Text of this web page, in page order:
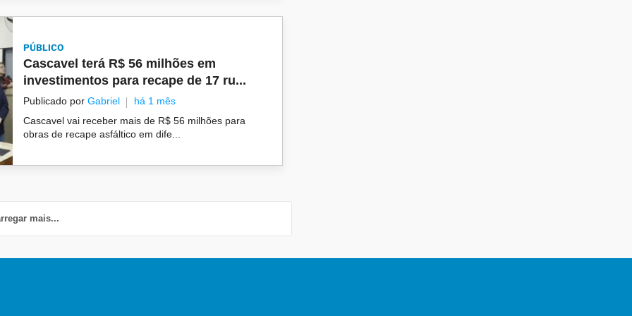
PÚBLICO
Cascavel terá R$ 56 milhões em
investimentos para recape de 17 ru...
Publicado porGabriel
há 1 mês
Cascavel vai receber mais de R$ 56 milhões para
obras de recape asfáltico em dife...
mais...